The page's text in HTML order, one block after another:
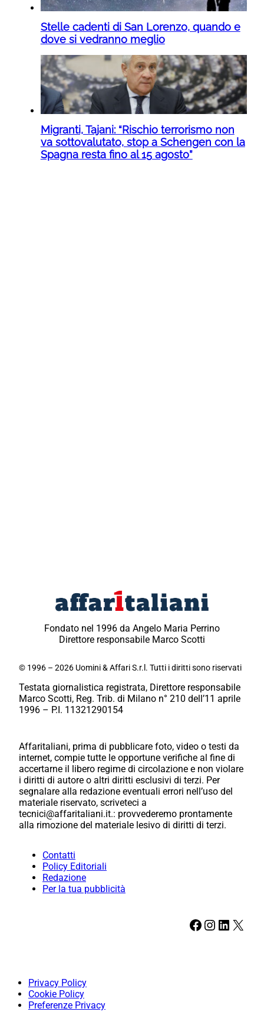
Stelle cadenti di San Lorenzo, quando e
dove si vedranno meglio
Migranti, Tajani: “Rischio terrorismo non
va sottovalutato, stop a Schengen con la
Spagna resta fino al 15 agosto”
Fondato nel 1996 da Angelo Maria Perrino
Direttore responsabile Marco Scotti
© 1996 – 2026 Uomini & Affari S.r.l. Tutti i diritti sono riservati
Testata giornalistica registrata, Direttore responsabile
Marco Scotti, Reg. Trib. di Milano n° 210 dell’11 aprile
1996 – P.I. 11321290154
Affaritaliani, prima di pubblicare foto, video o testi da
internet, compie tutte le opportune verifiche al fine di
accertarne il libero regime di circolazione e non violare
i diritti di autore o altri diritti esclusivi di terzi. Per
segnalare alla redazione eventuali errori nell’uso del
materiale riservato, scriveteci a
tecnici@affaritaliani.it.: provvederemo prontamente
alla rimozione del materiale lesivo di diritti di terzi.
Contatti
Policy Editoriali
Redazione
Per la tua pubblicità
Facebook Instagram LinkedIn X
Privacy Policy
Cookie Policy
Preferenze Privacy